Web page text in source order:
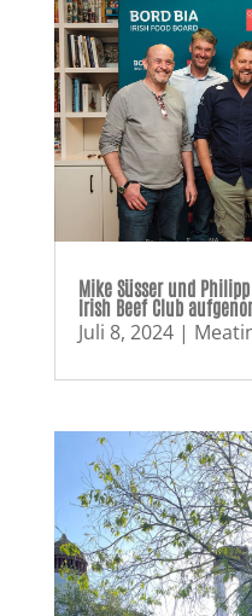
Mike Süsser und
Irish Beef Club
Juli 8, 2024|